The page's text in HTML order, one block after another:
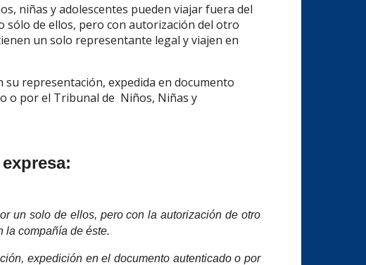
niñas y adolescentes pueden viajar fuera del
sólo de ellos, pero con autorización del otro
un solo representante legal y viajen en
representación, expedida en documento
o por el Tribunal de Niños, Niñas y
un solo de ellos, pero con la autorización de otro
la compañía de éste.
expedición en el documento autenticado o por